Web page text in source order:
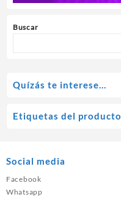
Buscar
Quízás te interese…
Etiquetas del producto
Social media
Facebook
Whatsapp